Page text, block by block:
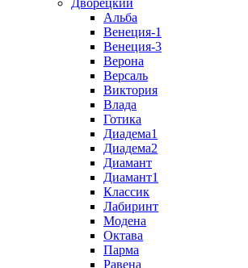
Дворецкий
Альба
Венеция-1
Венеция-3
Верона
Версаль
Виктория
Влада
Готика
Диадема1
Диадема2
Диамант
Диамант1
Классик
Лабиринт
Модена
Октава
Парма
Равена